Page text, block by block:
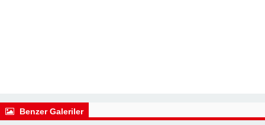
Benzer Galeriler